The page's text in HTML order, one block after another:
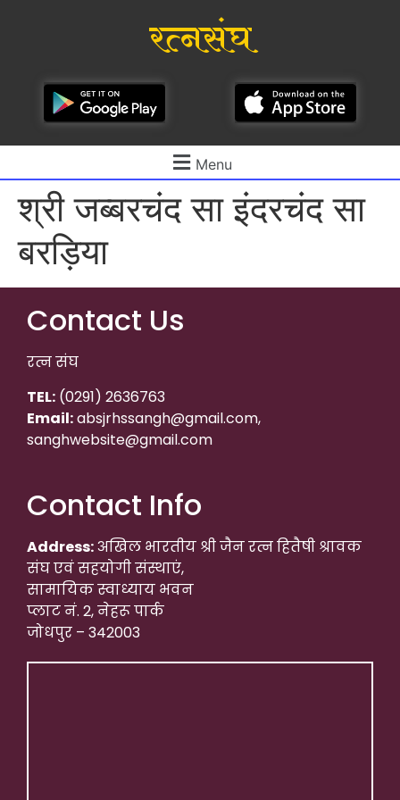
रत्नसंघ
Menu
श्री जब्बरचंद सा इंदरचंद सा
बरड़िया
Contact Us
रत्न संघ
TEL: (0291) 2636763
Email:absjrhssangh@gmail.com,
sanghwebsite@gmail.com
Contact Info
Address:अखिल भारतीय श्री जैन रत्न हितैषी श्रावक
संघ एवं सहयोगी संस्थाएं,
सामायिक स्वाध्याय भवन
प्लाट नं. 2, नेहरू पार्क
जोधपुर – 342003